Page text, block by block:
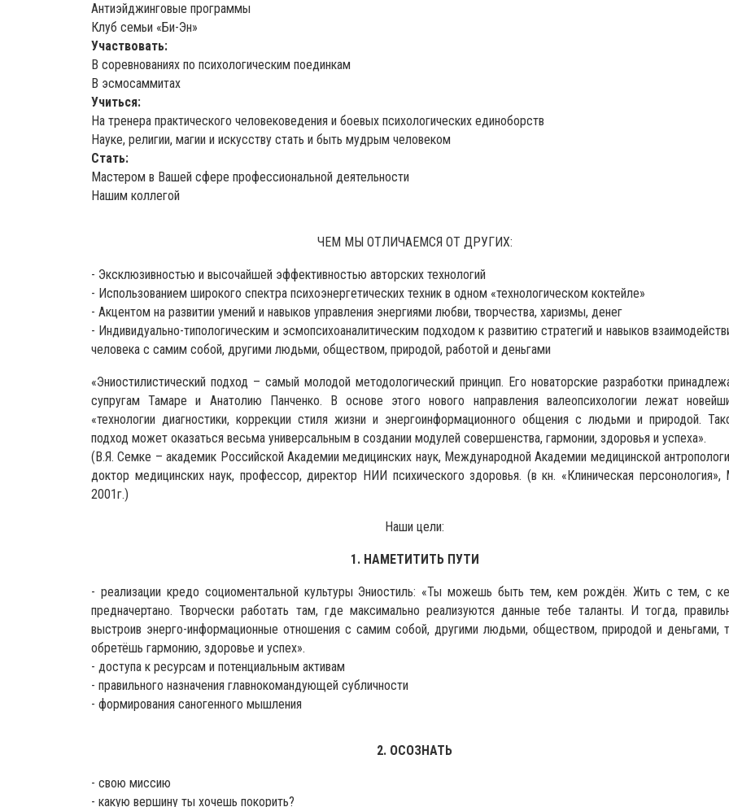
Антиэйджинговые программы
Клуб семьи «Би-Эн»
Участвовать:
В соревнованиях по психологическим поединкам
В эсмосаммитах
Учиться:
На тренера практического человековедения и боевых психологических единоборств
Науке, религии, магии и искусству стать и быть мудрым человеком
Стать:
Мастером в Вашей сфере профессиональной деятельности
Нашим коллегой
ЧЕМ МЫ ОТЛИЧАЕМСЯ ОТ ДРУГИХ:
- Эксклюзивностью и высочайшей эффективностью авторских технологий
- Использованием широкого спектра психоэнергетических техник в одном «технологическом коктейле»
- Акцентом на развитии умений и навыков управления энергиями любви, творчества, харизмы, денег
- Индивидуально-типологическим и эсмопсихоаналитическим подходом к развитию стратегий и навыков
человека с самим собой, другими людьми, обществом, природой, работой и деньгами
«Эниостилистический подход – самый молодой методологический принцип. Его новаторские разработки
супругам Тамаре и Анатолию Панченко. В основе этого нового направления валеопсихологии лежат
«технологии диагностики, коррекции стиля жизни и энергоинформационного общения с людьми и природой.
подход может оказаться весьма универсальным в создании модулей совершенства, гармонии, здоровья и успеха».
(В.Я. Семке – академик Российской Академии медицинских наук, Международной Академии медицинской
доктор медицинских наук, профессор, директор НИИ психического здоровья. (в кн. «Клиническая персонология»,
2001г.)
Наши цели:
1. НАМЕТИТИТЬ ПУТИ
- реализации кредо социоментальной культуры Эниостиль: «Ты можешь быть тем, кем рождён. Жить с тем, с
предначертано. Творчески работать там, где максимально реализуются данные тебе таланты. И тогда,
выстроив энерго-информационные отношения с самим собой, другими людьми, обществом, природой и деньгами,
обретёшь гармонию, здоровье и успех».
- доступа к ресурсам и потенциальным активам
- правильного назначения главнокомандующей субличности
- формирования саногенного мышления
2. ОСОЗНАТЬ
- свою миссию
- какую вершину ты хочешь покорить?